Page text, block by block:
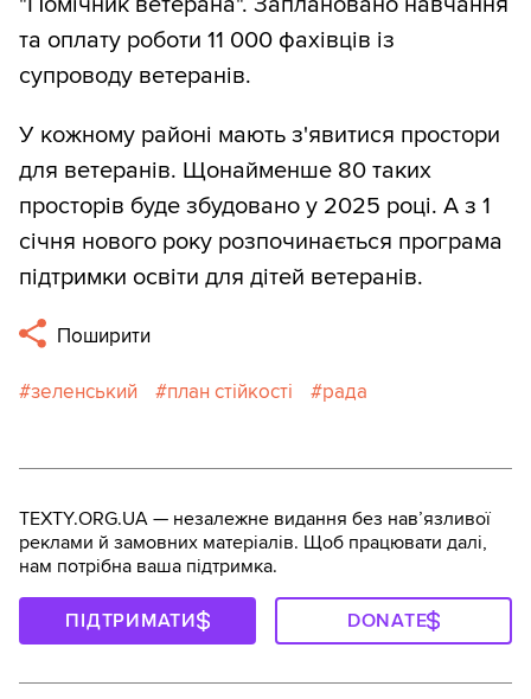
та оплату роботи 11 000 фахівців із
супроводу ветеранів.
У кожному районі мають з'явитися простори
для ветеранів. Щонайменше 80 таких
просторів буде збудовано у 2025 році. А з 1
січня нового року розпочинається програма
підтримки освіти для дітей ветеранів.
Поширити
зеленський план стійкості рада
TEXTY.ORG.UA — незалежне видання без навʼязливої
реклами й замовних матеріалів. Щоб працювати далі,
нам потрібна ваша підтримка.
ПІДТРИМАТИ DONATE